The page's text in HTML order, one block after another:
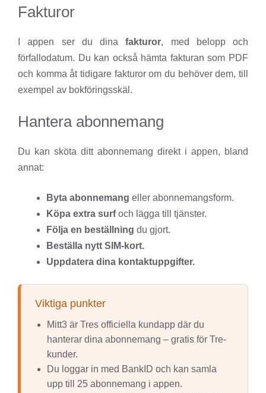
Fakturor
I appen ser du dinafakturor, med belopp och
förfallodatum. Du kan också hämta fakturan som PDF
och komma åt tidigare fakturor om du behöver dem, till
exempel av bokföringsskäl.
Hantera abonnemang
Du kan sköta ditt abonnemang direkt i appen, bland
annat:
Byta abonnemang eller abonnemangsform.
Köpa extra surfoch lägga till tjänster.
Följa en beställning du gjort.
Beställa nytt SIM-kort.
Uppdatera dina kontaktuppgifter.
Viktiga punkter
Mitt3 är Tres officiella kundapp där du
hanterar dina abonnemang – gratis för Tre-
kunder.
Du loggar in med BankID och kan samla
upp till 25 abonnemang i appen.